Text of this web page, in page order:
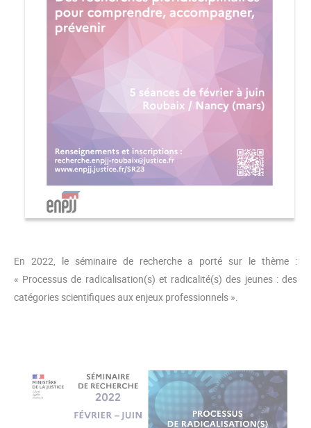
En 2022, le séminaire de recherche a porté sur le thème :
« Processus de radicalisation(s) et radicalité(s) des jeunes : des
catégories scientifiques aux enjeux professionnels ».